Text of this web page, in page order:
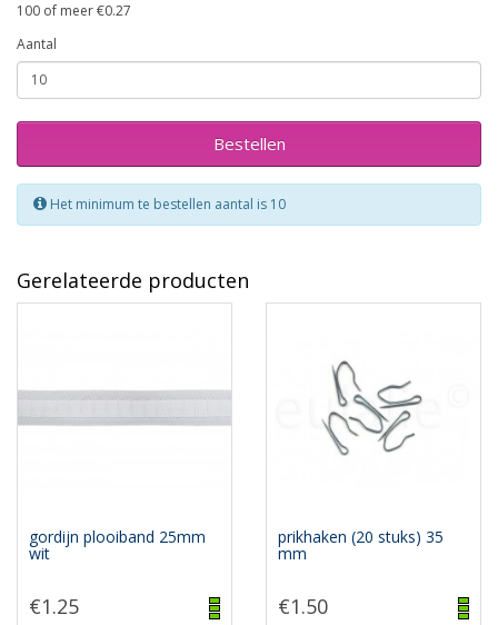
100 of meer €0.27
Aantal
Bestellen
Het minimum te bestellen aantal is 10
Gerelateerde producten
gordijn plooiband 25mm
wit
€1.25
prikhaken (20 stuks) 35
mm
€1.50